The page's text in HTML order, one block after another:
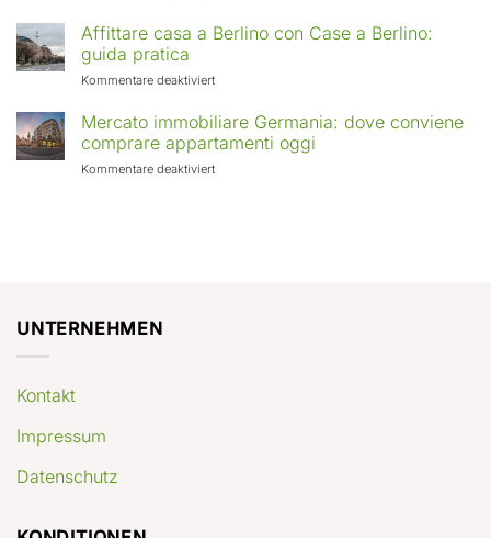
in
Europa:
in
crescita
rendimenti
Affittare casa a Berlino con Case a Berlino:
guida pratica
Kommentare deaktiviertfür
casa
a
Berlino
con
Mercato immobiliare Germania: dove conviene
comprare appartamenti oggi
Kommentare deaktiviertfür
UNTERNEHMEN
Kontakt
Impressum
Datenschutz